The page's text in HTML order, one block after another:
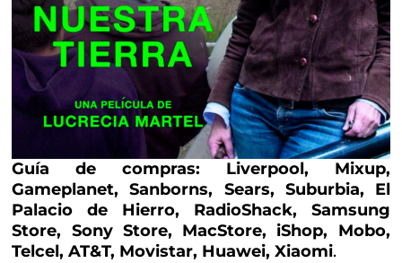
Guía de compras: Liverpool, Mixup,
Gameplanet, Sanborns, Sears, Suburbia, El
Palacio de Hierro, RadioShack, Samsung
Store, Sony Store, MacStore, iShop, Mobo,
Telcel, AT&T, Movistar, Huawei, Xiaomi.